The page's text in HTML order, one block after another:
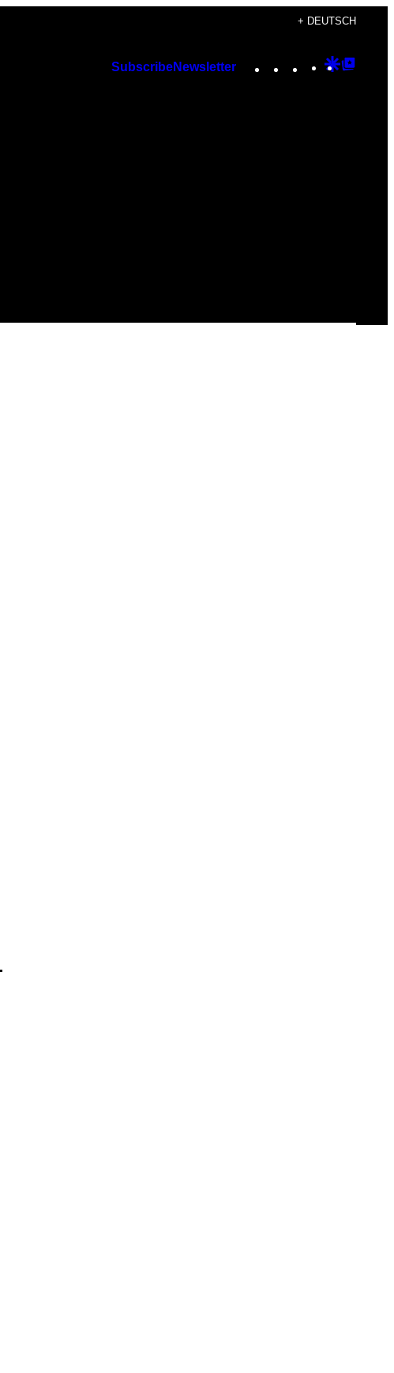
+ DEUTSCH
SubscribeNewsletter Instagram
TikTok
YouTube
Google